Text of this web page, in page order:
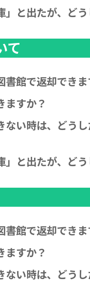
と出たが、どう
て
館で返却できま
ますか？
ない時は、どう
と出たが、どう
館で返却できま
ますか？
ない時は、どう